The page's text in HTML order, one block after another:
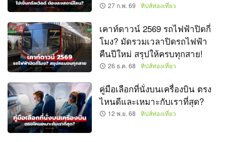
27 ก.พ. 69 ทิปส์ท่องเที่ยว
เคาท์ดาวน์ 2569 รถไฟฟ้าปิดกี่
โมง? มัดรวมเวลาปิดรถไฟฟ้า
คืนปีใหม่ สรุปให้ครบทุกสาย!
26 ธ.ค. 68 ทิปส์ท่องเที่ยว
คู่มือเลือกที่นั่งบนเครื่องบิน ตรง
ไหนดีและเหมาะกับเราที่สุด?
12 พ.ย. 68 ทิปส์ท่องเที่ยว